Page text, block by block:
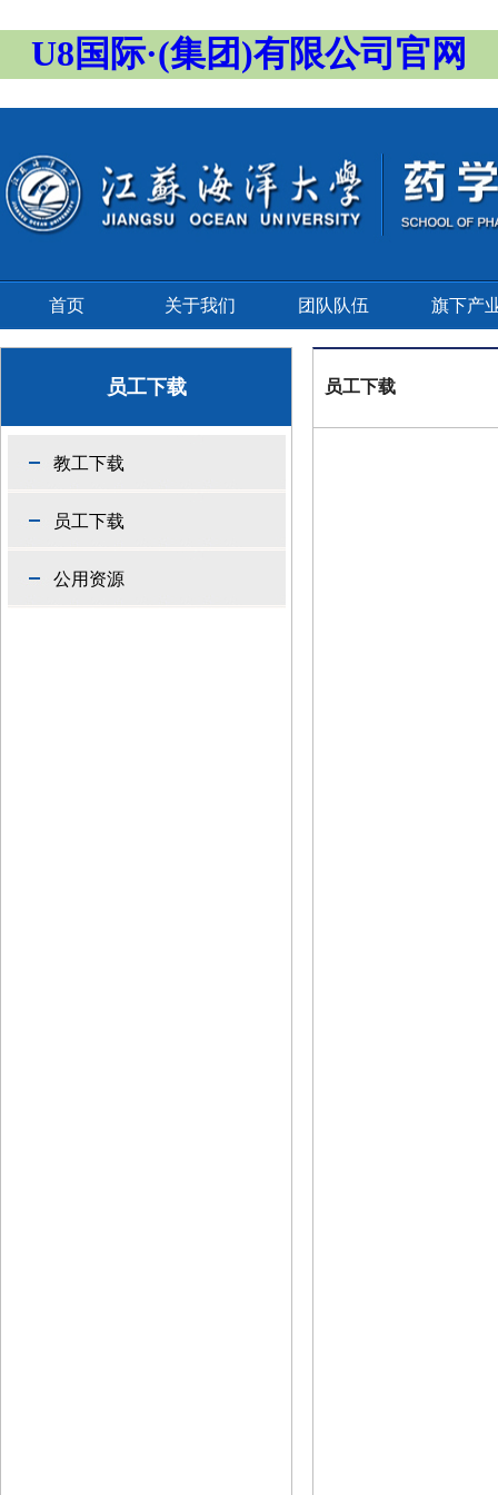
U8国际·(集团)有限公司官网
首页 关于我们 团队队伍 旗下产
员工下载
教工下载
员工下载
公用资源
员工下载